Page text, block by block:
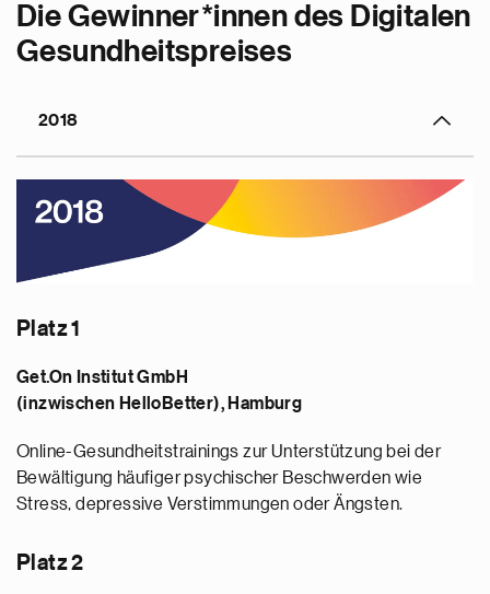
Die Gewinner*innen des Digitalen
Gesundheitspreises
2018
Platz 1
Get.On Institut GmbH
(inzwischen HelloBetter), Hamburg
Online-Gesundheitstrainings zur Unterstützung bei der
Bewältigung häufiger psychischer Beschwerden wie
Stress, depressive Verstimmungen oder Ängsten.
Platz 2